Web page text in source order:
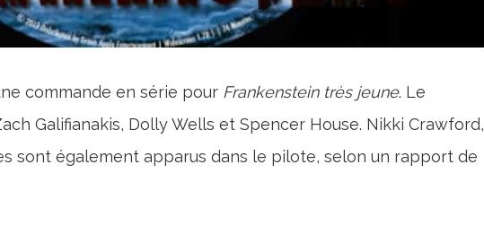
commande en série pour Frankenstein très jeune. Le
Galifianakis, Dolly Wells et Spencer House. Nikki Crawford,
sont également apparus dans le pilote, selon un rapport de